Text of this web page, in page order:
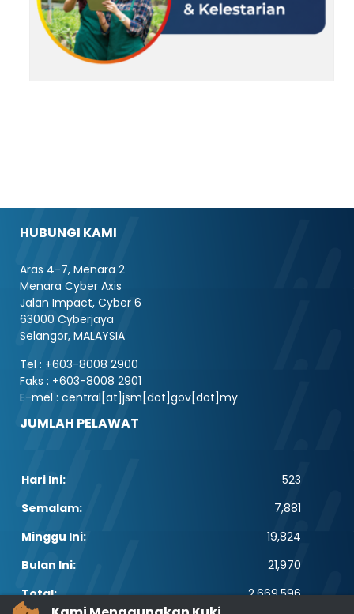
HUBUNGI KAMI
Aras 4-7, Menara 2
Menara Cyber Axis
Jalan Impact, Cyber 6
63000 Cyberjaya
Selangor, MALAYSIA
Tel : +603-8008 2900
Faks : +603-8008 2901
E-mel : central[at]jsm[dot]gov[dot]my
JUMLAH PELAWAT
Hari Ini:
523
Semalam:
7,881
Minggu Ini:
19,824
Bulan Ini:
21,970
Total:
2,669,596